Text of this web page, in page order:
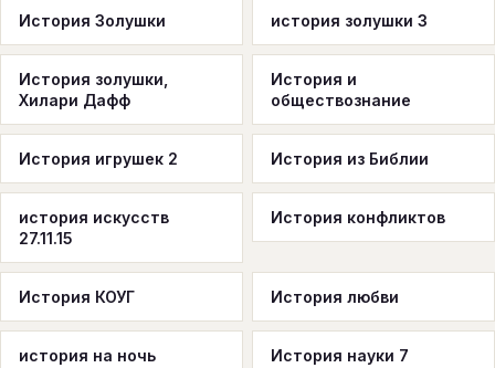
История Золушки история золушки 3
История золушки,
Хилари Дафф
История и
обществознание
История игрушек 2 История из Библии
история искусств
27.11.15
История конфликтов
История КОУГ История любви
история на ночь История науки 7